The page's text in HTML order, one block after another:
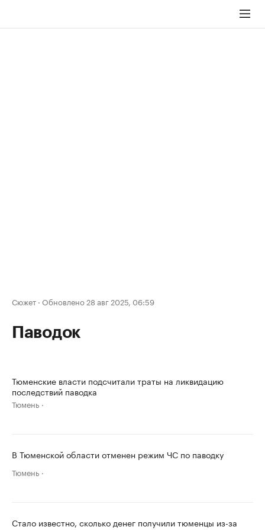
Сюжет · Обновлено 28 авг 2025, 06:59
Паводок
Тюменские власти подсчитали траты на ликвидацию
последствий паводка
Тюмень
В Тюменской области отменен режим ЧС по паводку
Тюмень
Стало известно, сколько денег получили тюменцы из-за